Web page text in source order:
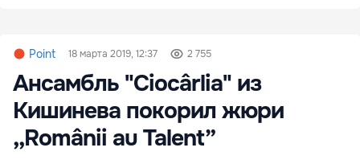
Point 18 марта 2019, 12:37 2 755
Ансамбль "Ciocârlia" из
Кишинева покорил жюри
,,Românii au Talent”